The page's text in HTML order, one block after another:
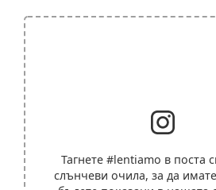
Тагнете #lentiamo в поста
слънчеви очила, за да